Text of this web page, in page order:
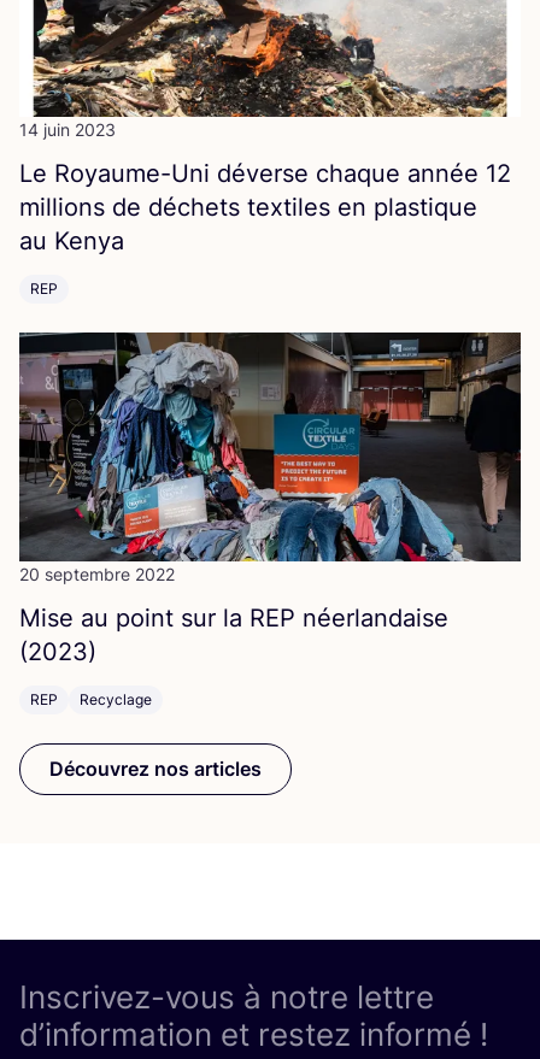
14 juin 2023
Le Royaume-Uni déverse chaque année 12
mil­lions de déchets tex­tiles en plas­tique
au Kenya
REP
20 septembre 2022
Mise au point sur la REP néer­lan­daise
(2023)
REP Recyclage
Découvrez nos articles
Inscrivez-vous à notre lettre
d’information et restez informé !